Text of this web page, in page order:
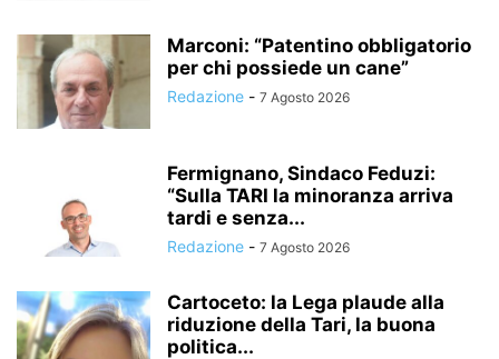
Marconi: “Patentino obbligatorio
per chi possiede un cane”
Redazione - 7 Agosto 2026
Fermignano, Sindaco Feduzi:
“Sulla TARI la minoranza arriva
tardi e senza...
Redazione - 7 Agosto 2026
Cartoceto: la Lega plaude alla
riduzione della Tari, la buona
politica...